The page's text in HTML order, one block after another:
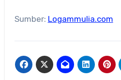
Sumber: Logammulia.com